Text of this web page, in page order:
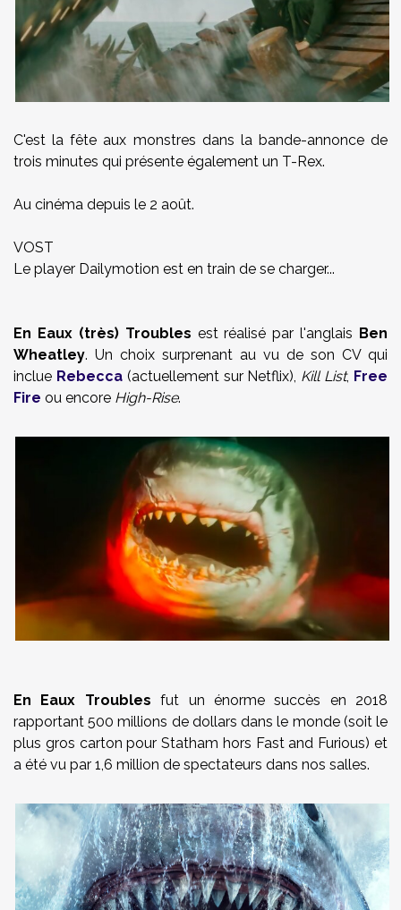
C'est la fête aux monstres dans la bande-annonce de
trois minutes qui présente également un T-Rex.
Au cinéma depuis le 2 août.
VOST
Le player Dailymotion est en train de se charger...
En Eaux (très) Troubles est réalisé par l'anglais Ben
Wheatley. Un choix surprenant au vu de son CV qui
inclue Rebecca (actuellement sur Netflix), Kill List, Free
Fire ou encore High-Rise.
En Eaux Troublesfut un énorme succès en 2018
rapportant 500 millions de dollars dans le monde (soit le
plus gros carton pour Statham hors Fast and Furious) et
a été vu par 1,6 million de spectateurs dans nos salles.